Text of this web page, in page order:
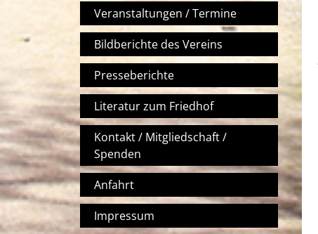
Veranstaltungen / Termine
Bildberichte des Vereins
Presseberichte
Literatur zum Friedhof
Kontakt / Mitgliedschaft /
Spenden
Anfahrt
Impressum